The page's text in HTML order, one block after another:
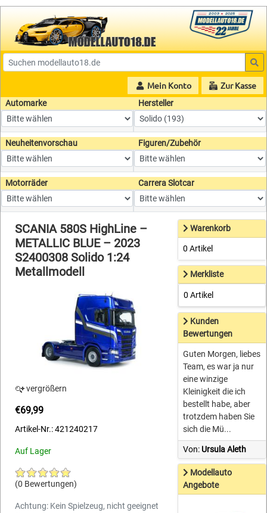
Mein Konto Zur Kasse
Automarke Hersteller
Neuheitenvorschau Figuren/Zubehör
Motorräder Carrera Slotcar
SCANIA 580S HighLine –
METALLIC BLUE – 2023
S2400308 Solido 1:24
Metallmodell
vergrößern
€69,99
Artikel-Nr.: 421240217
Auf Lager
(0 Bewertungen)
Achtung: Kein Spielzeug, nicht geeignet
Warenkorb
0 Artikel
Merkliste
0 Artikel
Kunden
Bewertungen
Guten Morgen, liebes
Team, es war ja nur
eine winzige
Kleinigkeit die ich
bestellt habe, aber
trotzdem haben Sie
sich die Mü...
Von: Ursula Aleth
Modellauto
Angebote